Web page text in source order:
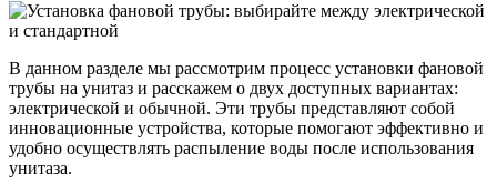
В данном разделе мы рассмотрим процесс установки фановой
трубы на унитаз и расскажем о двух доступных вариантах:
электрической и обычной. Эти трубы представляют собой
инновационные устройства, которые помогают эффективно и
удобно осуществлять распыление воды после использования
унитаза.